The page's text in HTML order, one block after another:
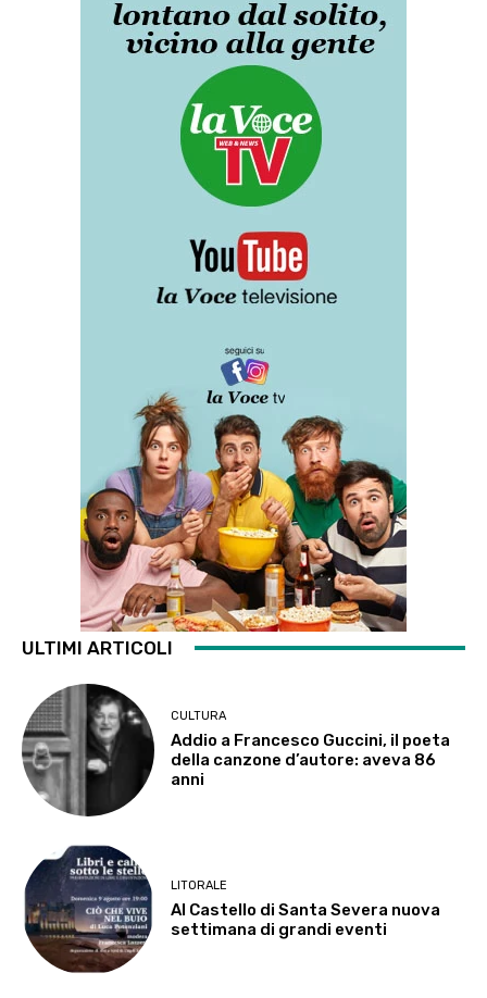
ULTIMI ARTICOLI
CULTURA
Addio a Francesco Guccini, il poeta
della canzone d’autore: aveva 86
anni
LITORALE
Al Castello di Santa Severa nuova
settimana di grandi eventi